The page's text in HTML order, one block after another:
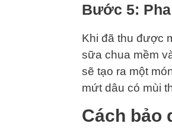
Bước 5:
Khi đã thu được
sữa chua mềm
sẽ tạo ra một
mứt dâu có mùi
Cách bảo